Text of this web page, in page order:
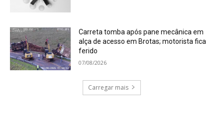
Carreta tomba após pane mecânica em
alça de acesso em Brotas; motorista fica
ferido
07/08/2026
Carregar mais